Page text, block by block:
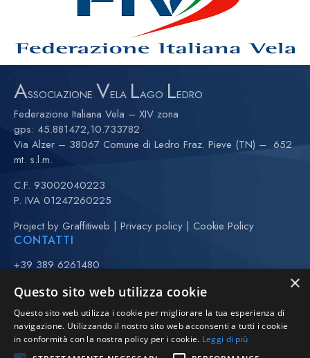
ASSOCIAZIONE VELA LAGO LEDRO
Federazione Italiana Vela – XIV zona
gps: 45.881472,10.733782
Via Alzer – 38067 Comune di Ledro Fraz. Pieve (TN) – 652
mt. s.l.m.
C.F. 93002040223
P. IVA 01247260225
Project by Graffitiweb | Privacy policy | Cookie Policy
CONTATTI
+39 389 6261480
(maggio-settembre)
vela@avll.it
regate@avll.it
scuolavela@avll.it
×
Questo sito web utilizza cookie
Questo sito web utilizza i cookie per migliorare la tua esperienza di
navigazione. Utilizzando il nostro sito web acconsenti a tutti i cookie
in conformità con la nostra policy per i cookie. Leggi di più